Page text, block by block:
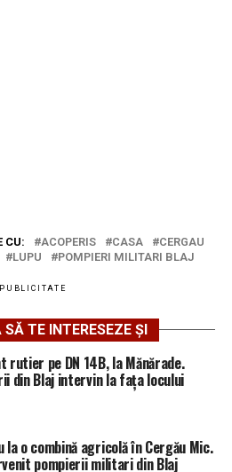
CU: ACOPERIS CASA
CERGAU
LUPU POMPIERI MILITARI BLAJ
PUBLICITATE
TE INTERESEZE ȘI
rutier pe DN 14B, la Mănărade.
din Blaj intervin la fața locului
la o combină agricolă în Cergău Mic.
pompierii militari din Blaj